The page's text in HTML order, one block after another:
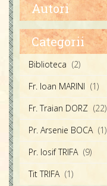
Autori
Părintele Iosif Trifa
Fratele Traian Dorz
Fratele Ioan Marini
Categorii
Biblioteca (2)
Fr. Ioan MARINI (1)
Fr. Traian DORZ (22)
Pr. Arsenie BOCA (1)
Pr. Iosif TRIFA (9)
Tit TRIFA (1)